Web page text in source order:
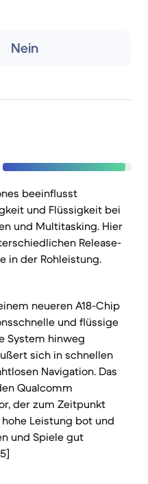
Nein
beeinflusst
und Flüssigkeit bei
und Multitasking. Hier
Release-
in der Rohleistung.
neueren A18-Chip
und flüssige
System hinweg
sich in schnellen
Navigation. Das
Qualcomm
der zum Zeitpunkt
Leistung bot und
und Spiele gut